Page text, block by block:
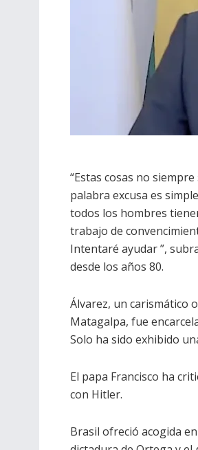
“Estas cosas no
palabra excusa es
todos los hombres
trabajo de
Intentaré ayudar ”,
desde los años 80.
Álvarez, un carismático
Matagalpa, fue
Solo ha sido exhibido
El papa Francisco ha
con Hitler.
Brasil ofreció acogida